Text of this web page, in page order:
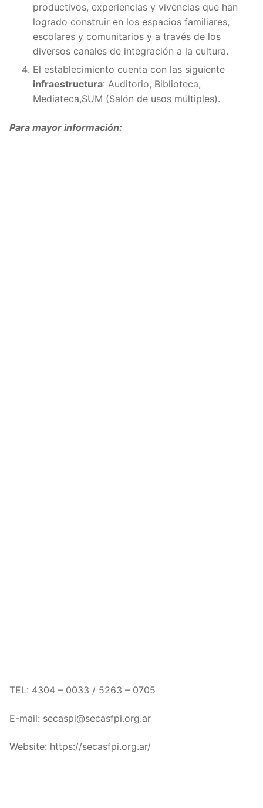
productivos, experiencias y vivencias que han
logrado construir en los espacios familiares,
escolares y comunitarios y a través de los
diversos canales de integración a la cultura.
El establecimiento cuenta con las siguiente
infraestructura: Auditorio, Biblioteca,
Mediateca,SUM (Salón de usos múltiples).
Para mayor información:
TEL: 4304 – 0033 / 5263 – 0705
E-mail: secaspi@secasfpi.org.ar
Website: https://secasfpi.org.ar/